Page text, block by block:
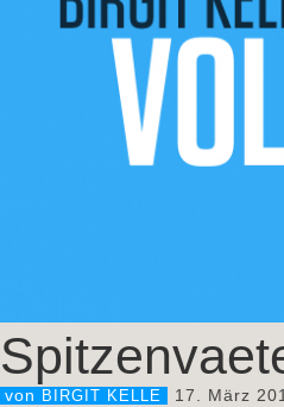
von BIRGIT KELLE 17. März